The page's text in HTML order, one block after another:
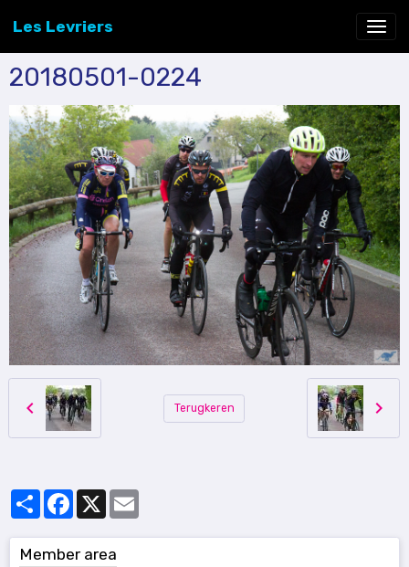
Les Levriers
20180501-0224
Terugkeren
PartagerFacebook
Member area